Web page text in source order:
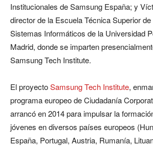
Institucionales de Samsung España; y
director de la Escuela Técnica Superior
Sistemas Informáticos de la Universidad
Madrid, donde se imparten
Samsung Tech Institute.
El proyectoSamsung Tech Institute,
programa europeo de Ciudadanía
arrancó en 2014 para impulsar la
jóvenes en diversos países europeos
España, Portugal, Austria, Rumanía,